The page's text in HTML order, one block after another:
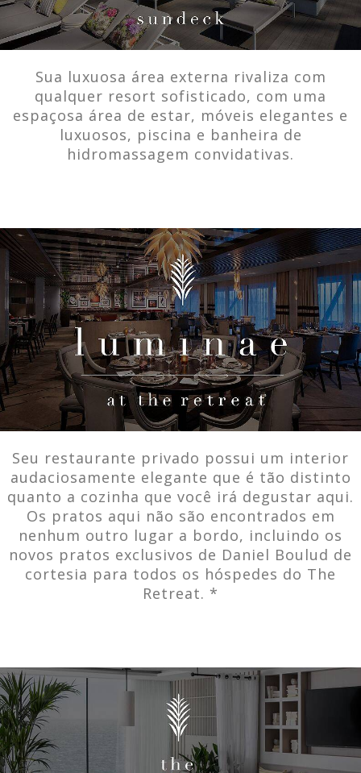
Sua luxuosa área externa rivaliza com
qualquer resort sofisticado, com uma
espaçosa área de estar, móveis elegantes e
luxuosos, piscina e banheira de
hidromassagem convidativas.
Seu restaurante privado possui um interior
audaciosamente elegante que é tão distinto
quanto a cozinha que você irá degustar aqui.
Os pratos aqui não são encontrados em
nenhum outro lugar a bordo, incluindo os
novos pratos exclusivos de Daniel Boulud de
cortesia para todos os hóspedes do The
Retreat. *